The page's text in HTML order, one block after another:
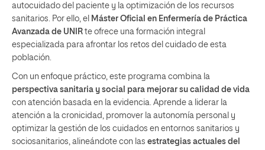
autocuidado del paciente y la optimización de los recursos
sanitarios. Por ello, el Máster Oficial en Enfermería de Práctica
Avanzada de UNIR te ofrece una formación integral
especializada para afrontar los retos del cuidado de esta
población.
Con un enfoque práctico, este programa combina la
perspectiva sanitaria y social para mejorar su calidad de vida
con atención basada en la evidencia. Aprende a liderar la
atención a la cronicidad, promover la autonomía personal y
optimizar la gestión de los cuidados en entornos sanitarios y
sociosanitarios, alineándote con las estrategias actuales del